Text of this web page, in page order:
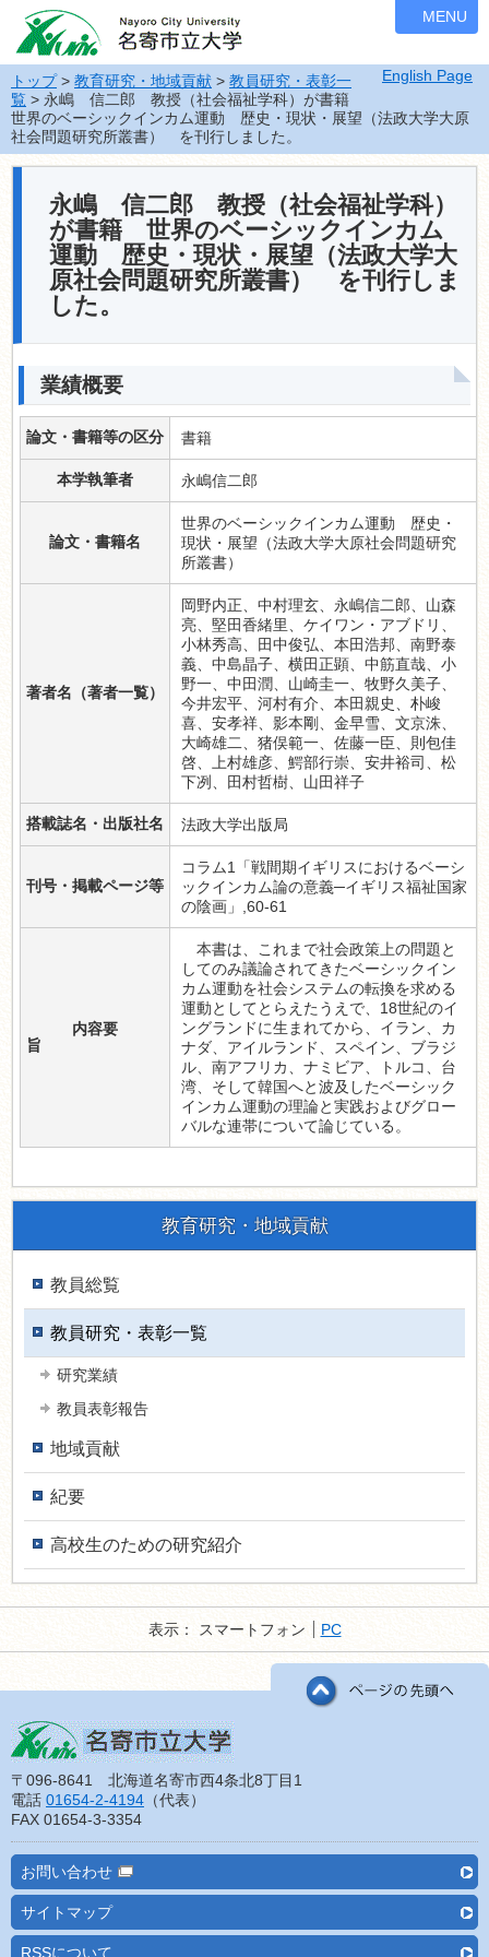
ナ
ビ
ゲ
ー
シ
ョ
ン
を
English Page
MENU
トップ> 教育研究・地域貢献 > 教員研究・表彰一
覧 > 永嶋 信二郎 教授（社会福祉学科）が書籍
世界のベーシックインカム運動 歴史・現状・展望（法政大学大原
社会問題研究所叢書） を刊行しました。
永嶋 信二郎 教授（社会福祉学科）
が書籍 世界のベーシックインカム
運動 歴史・現状・展望（法政大学大
原社会問題研究所叢書） を刊行しま
した。
業績概要
論文・書籍等の区分 書籍
本学執筆者 永嶋信二郎
論文・書籍名
世界のベーシックインカム運動 歴史・
現状・展望（法政大学大原社会問題研究
所叢書）
著者名（著者一覧）
岡野内正、中村理玄、永嶋信二郎、山森
亮、堅田香緒里、ケイワン・アブドリ、
小林秀高、田中俊弘、本田浩邦、南野泰
義、中島晶子、横田正顕、中筋直哉、小
野一、中田潤、山崎圭一、牧野久美子、
今井宏平、河村有介、本田親史、朴峻
喜、安孝祥、影本剛、金早雪、文京洙、
大崎雄二、猪俣範一、佐藤一臣、則包佳
啓、上村雄彦、鰐部行崇、安井裕司、松
下冽、田村哲樹、山田祥子
搭載誌名・出版社名 法政大学出版局
刊号・掲載ページ等
コラム1「戦間期イギリスにおけるベーシ
ックインカム論の意義─イギリス福祉国家
の陰画」,60-61
内容要
旨
本書は、これまで社会政策上の問題と
してのみ議論されてきたベーシックイン
カム運動を社会システムの転換を求める
運動としてとらえたうえで、18世紀のイ
ングランドに生まれてから、イラン、カ
ナダ、アイルランド、スペイン、ブラジ
ル、南アフリカ、ナミビア、トルコ、台
湾、そして韓国へと波及したベーシック
インカム運動の理論と実践およびグロー
バルな連帯について論じている。
教育研究・地域貢献
教員総覧
教員研究・表彰一覧
研究業績
教員表彰報告
地域貢献
紀要
高校生のための研究紹介
表示： スマートフォン PC
〒096-8641 北海道名寄市西4条北8丁目1
電話 01654-2-4194 （代表）
FAX 01654-3-3354
お問い合わせ
サイトマップ
RSSについて